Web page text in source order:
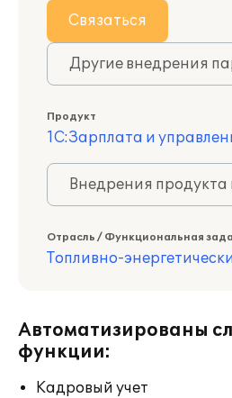
Связаться
Другие внедрения
Продукт
1С:Зарплата и
Внедрения
Отрасль / Функциональная
Топливно-
Автоматизированы
функции:
Кадровый учет